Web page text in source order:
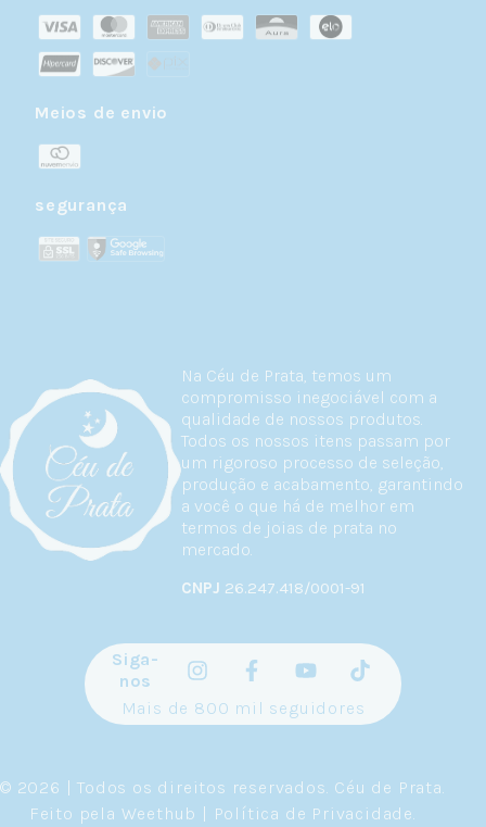
Na Céu de Prata, temos um
compromisso inegociável com a
qualidade de nossos produtos.
Todos os nossos itens passam por
um rigoroso processo de seleção,
produção e acabamento, garantindo
a você o que há de melhor em
termos de joias de prata no
mercado.
CNPJ 26.247.418/0001-91
Meios de envio
segurança
Siga-
nos
Mais de 800 mil seguidores
© 2026 | Todos os direitos reservados. Céu de Prata
Feito pela Weethub | Política de Privacidade